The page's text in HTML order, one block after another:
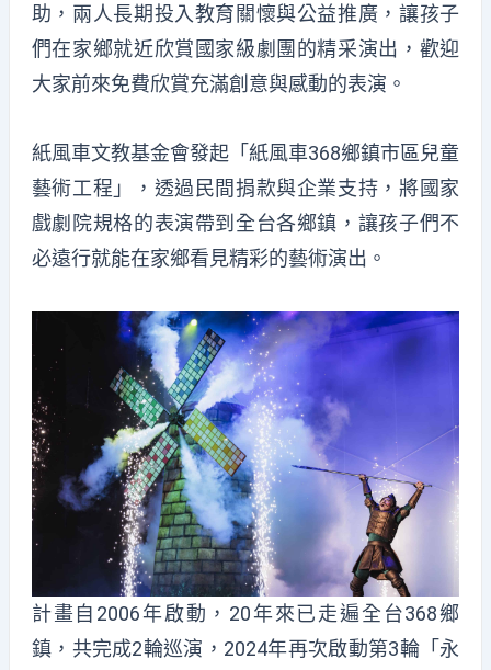
助，兩人長期投入教育關懷與公益推廣，讓孩子
們在家鄉就近欣賞國家級劇團的精采演出，歡迎
大家前來免費欣賞充滿創意與感動的表演。
紙風車文教基金會發起「紙風車368鄉鎮市區兒童
藝術工程」，透過民間捐款與企業支持，將國家
戲劇院規格的表演帶到全台各鄉鎮，讓孩子們不
必遠行就能在家鄉看見精彩的藝術演出。
計畫自2006年啟動，20年來已走遍全台368鄉
鎮，共完成2輪巡演，2024年再次啟動第3輪「永